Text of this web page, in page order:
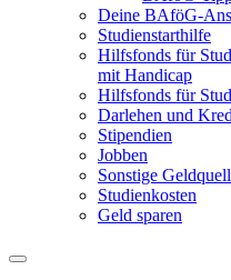
Deine BAföG-
Studienstarthilfe
Hilfsfonds für
mit Handicap
Hilfsfonds für
Darlehen und
Stipendien
Jobben
Sonstige
Studienkosten
Geld sparen